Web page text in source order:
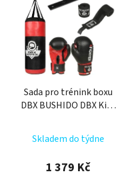
Sada pro trénink boxu
DBX BUSHIDO DBX Kids
Skladem do týdne
1 379 Kč